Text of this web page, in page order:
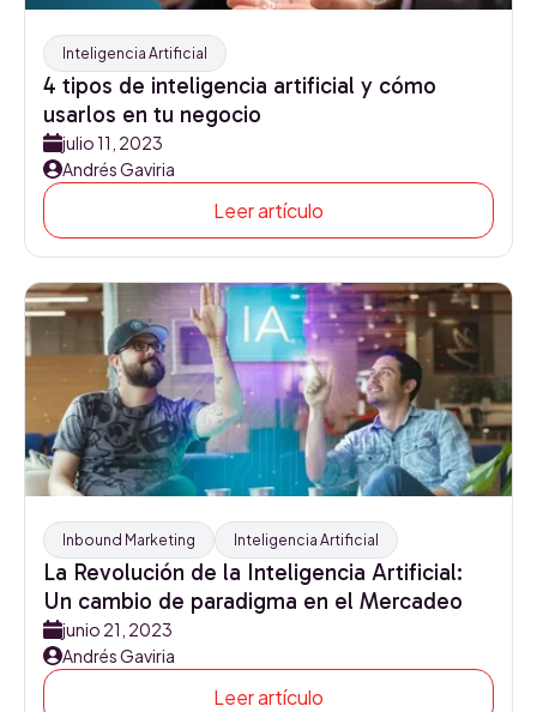
Inteligencia Artificial
4 tipos de inteligencia artificial y cómo
usarlos en tu negocio
julio 11, 2023
Andrés Gaviria
Leer artículo
Inbound Marketing Inteligencia Artificial
La Revolución de la Inteligencia Artificial:
Un cambio de paradigma en el Mercadeo
junio 21, 2023
Andrés Gaviria
Leer artículo